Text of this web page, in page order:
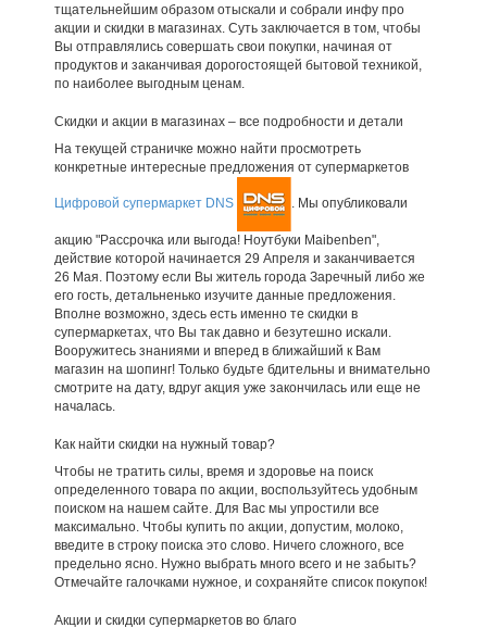
тщательнейшим образом отыскали и собрали инфу про
акции и скидки в магазинах. Суть заключается в том, чтобы
Вы отправлялись совершать свои покупки, начиная от
продуктов и заканчивая дорогостоящей бытовой техникой,
по наиболее выгодным ценам.
Скидки и акции в магазинах – все подробности и детали
На текущей страничке можно найти просмотреть
конкретные интересные предложения от супермаркетов
Цифровой супермаркет DNS . Мы опубликовали
акцию "Рассрочка или выгода! Ноутбуки Maibenben",
действие которой начинается 29 Апреля и заканчивается
26 Мая. Поэтому если Вы житель города Заречный либо же
его гость, детальненько изучите данные предложения.
Вполне возможно, здесь есть именно те скидки в
супермаркетах, что Вы так давно и безутешно искали.
Вооружитесь знаниями и вперед в ближайший к Вам
магазин на шопинг! Только будьте бдительны и внимательно
смотрите на дату, вдруг акция уже закончилась или еще не
началась.
Как найти скидки на нужный товар?
Чтобы не тратить силы, время и здоровье на поиск
определенного товара по акции, воспользуйтесь удобным
поиском на нашем сайте. Для Вас мы упростили все
максимально. Чтобы купить по акции, допустим, молоко,
введите в строку поиска это слово. Ничего сложного, все
предельно ясно. Нужно выбрать много всего и не забыть?
Отмечайте галочками нужное, и сохраняйте список покупок!
Акции и скидки супермаркетов во благо